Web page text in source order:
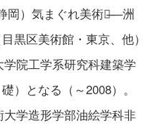
岡）気まぐれ美術館̶―洲
黒区美術館・東京、他）
院工学系研究科建築学
）となる（～2008）。
学造形学部油絵学科非